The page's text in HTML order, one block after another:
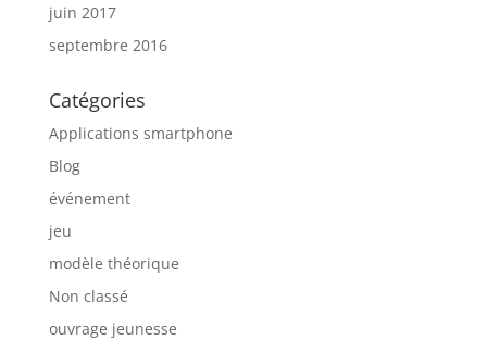
juin 2017
septembre 2016
Catégories
Applications smartphone
Blog
événement
jeu
modèle théorique
Non classé
ouvrage jeunesse